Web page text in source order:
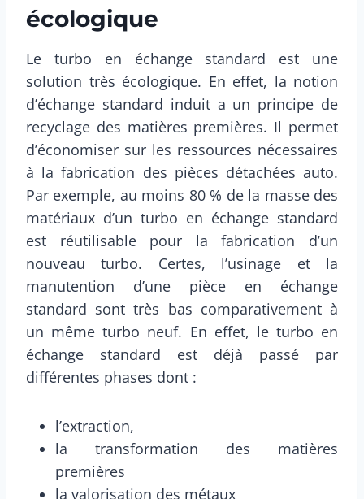
écologique
Le turbo en échange standard est une
solution très écologique. En effet, la notion
d’échange standard induit a un principe de
recyclage des matières premières. Il permet
d’économiser sur les ressources nécessaires
à la fabrication des pièces détachées auto.
Par exemple, au moins 80 % de la masse des
matériaux d’un turbo en échange standard
est réutilisable pour la fabrication d’un
nouveau turbo. Certes, l’usinage et la
manutention d’une pièce en échange
standard sont très bas comparativement à
un même turbo neuf. En effet, le turbo en
échange standard est déjà passé par
différentes phases dont :
l’extraction,
la transformation des matières
premières
la valorisation des métaux